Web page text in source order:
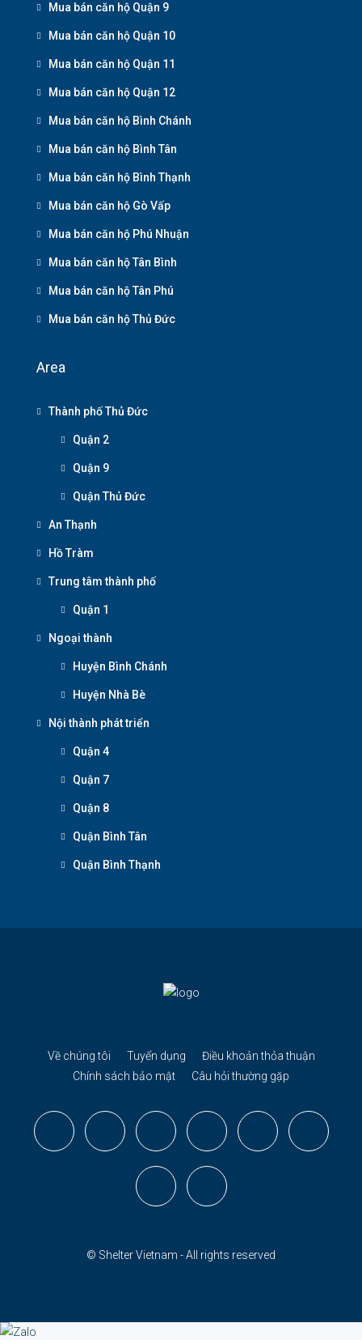
Mua bán căn hộ Quận 9
Mua bán căn hộ Quận 10
Mua bán căn hộ Quận 11
Mua bán căn hộ Quận 12
Mua bán căn hộ Bình Chánh
Mua bán căn hộ Bình Tân
Mua bán căn hộ Bình Thạnh
Mua bán căn hộ Gò Vấp
Mua bán căn hộ Phú Nhuận
Mua bán căn hộ Tân Bình
Mua bán căn hộ Tân Phú
Mua bán căn hộ Thủ Đức
Area
Thành phố Thủ Đức
Quận 2
Quận 9
Quận Thủ Đức
An Thạnh
Hồ Tràm
Trung tâm thành phố
Quận 1
Ngoại thành
Huyện Bình Chánh
Huyện Nhà Bè
Nội thành phát triển
Quận 4
Quận 7
Quận 8
Quận Bình Tân
Quận Bình Thạnh
Về chúng tôi Tuyển dụng
Điều khoản thỏa thuận
Chính sách bảo mật
Câu hỏi thường gặp
© Shelter Vietnam - All rights reserved